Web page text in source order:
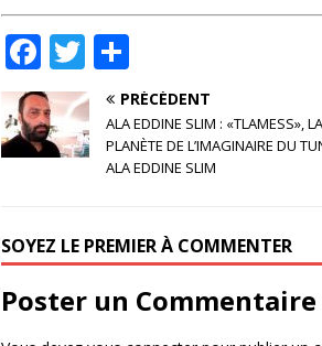
F
a
c
e
o
o
k
T
w
it
te
ar
ta
g
r
PRÉCÉDENT
ALA EDDINE SLIM : «TLAMESS», LA
PLANÈTE DE L’IMAGINAIRE DU
ALA EDDINE SLIM
SOYEZ LE PREMIER À COMMENTER
Poster un Commentaire